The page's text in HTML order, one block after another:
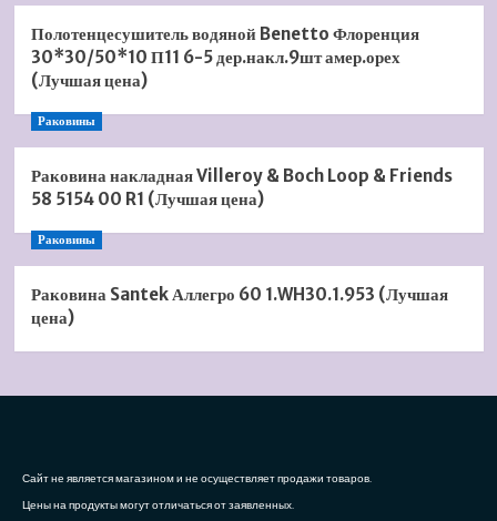
Полотенцесушитель водяной Benetto Флоренция
30*30/50*10 П11 6-5 дер.накл.9шт амер.орех
(Лучшая цена)
Раковины
Раковина накладная Villeroy & Boch Loop & Friends
58 5154 00 R1 (Лучшая цена)
Раковины
Раковина Santek Аллегро 60 1.WH30.1.953 (Лучшая
цена)
Сайт не является магазином и не осуществляет продажи товаров.
Цены на продукты могут отличаться от заявленных.